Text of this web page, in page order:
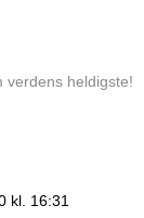
verdens heldigste!
kl. 16:31